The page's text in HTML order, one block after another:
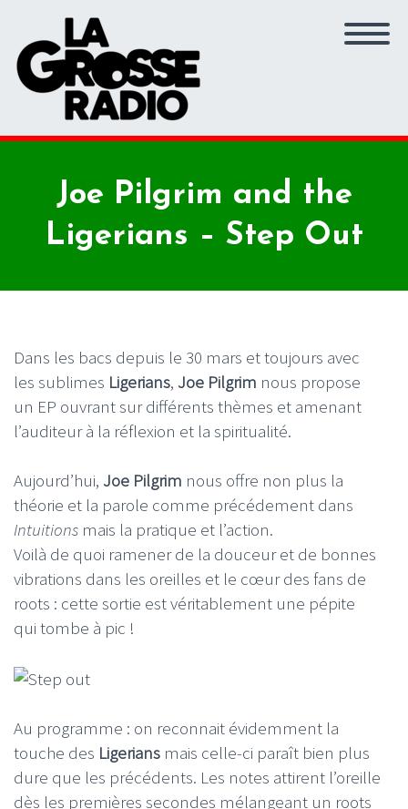
Joe Pilgrim and the
Ligerians – Step Out
Dans les bacs depuis le 30 mars et toujours avec
les sublimes Ligerians, Joe Pilgrim nous propose
un EP ouvrant sur différents thèmes et amenant
l’auditeur à la réflexion et la spiritualité.
Aujourd’hui, Joe Pilgrim nous offre non plus la
théorie et la parole comme précédement dans
Intuitions mais la pratique et l’action.
Voilà de quoi ramener de la douceur et de bonnes
vibrations dans les oreilles et le cœur des fans de
roots : cette sortie est véritablement une pépite
qui tombe à pic !
Au programme : on reconnait évidemment la
touche des Ligerians mais celle-ci paraît bien plus
dure que les précédents. Les notes attirent l’oreille
dès les premières secondes mélangeant un roots